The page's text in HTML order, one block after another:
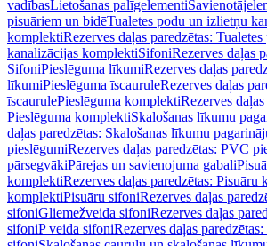
vadībasLietošanas palīgelementi
pisuāriem un bidēTualetes podu un izlietņu
komplektiRezerves daļas paredzētas:
kanalizācijas komplektiSifoniRezerves daļas
SifoniPieslēguma līkumiRezerves daļas
līkumiPieslēguma īscauruleRezerves daļas
īscaurulePieslēguma komplektiRezerves
Pieslēguma komplektiSkalošanas līkumu
daļas paredzētas: Skalošanas līkumu
pieslēgumiRezerves daļas paredzētas: PVC
pārsegvākiPārejas un savienojuma gabali
komplektiRezerves daļas paredzētas: Pisuāru
komplektiPisuāru sifoniRezerves daļas
sifoniGliemežveida sifoniRezerves daļas
sifoniP veida sifoniRezerves daļas paredzētas: